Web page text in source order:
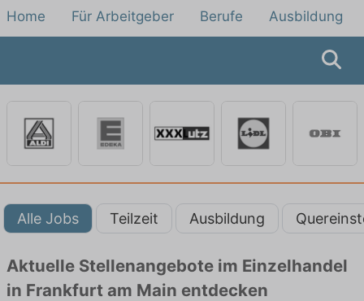
Home Für Arbeitgeber Berufe Ausbildung
Alle Jobs Teilzeit Ausbildung
Aktuelle Stellenangebote im Einzelhandel
in Frankfurt am Main entdecken